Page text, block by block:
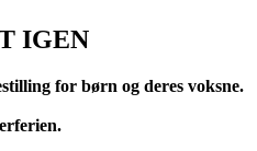
IGEN
for børn og deres voksne.